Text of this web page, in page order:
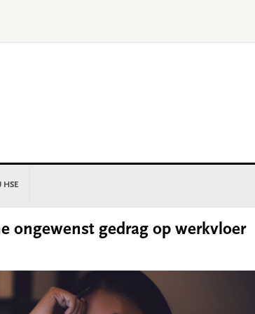
HSE
ongewenst gedrag op werkvloer